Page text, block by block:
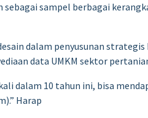
sampel berbagai
dalam penyusunan
data UMKM sektor
dalam 10 tahun ini, bisa
Harap